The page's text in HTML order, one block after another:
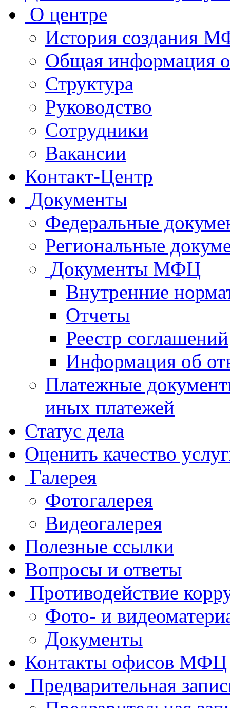
О центре
История создания
Общая
Структура
Руководство
Сотрудники
Вакансии
Контакт-Центр
Документы
Федеральные
Региональные
Документы МФЦ
Внутренние
Отчеты
Реестр соглашений
Информация об
Платежные
иных платежей
Статус дела
Оценить качество
Галерея
Фотогалерея
Видеогалерея
Полезные ссылки
Вопросы и ответы
Противодействие
Фото- и
Документы
Контакты офисов МФЦ
Предварительная